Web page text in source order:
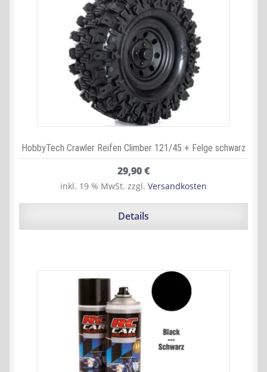
HobbyTech Crawler Reifen Climber 121/45 + Felge schwarz
29,90€
inkl. 19 % MwSt. zzgl. Versandkosten
Details